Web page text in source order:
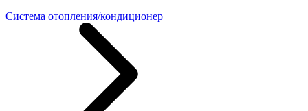
Система отопления/кондиционер